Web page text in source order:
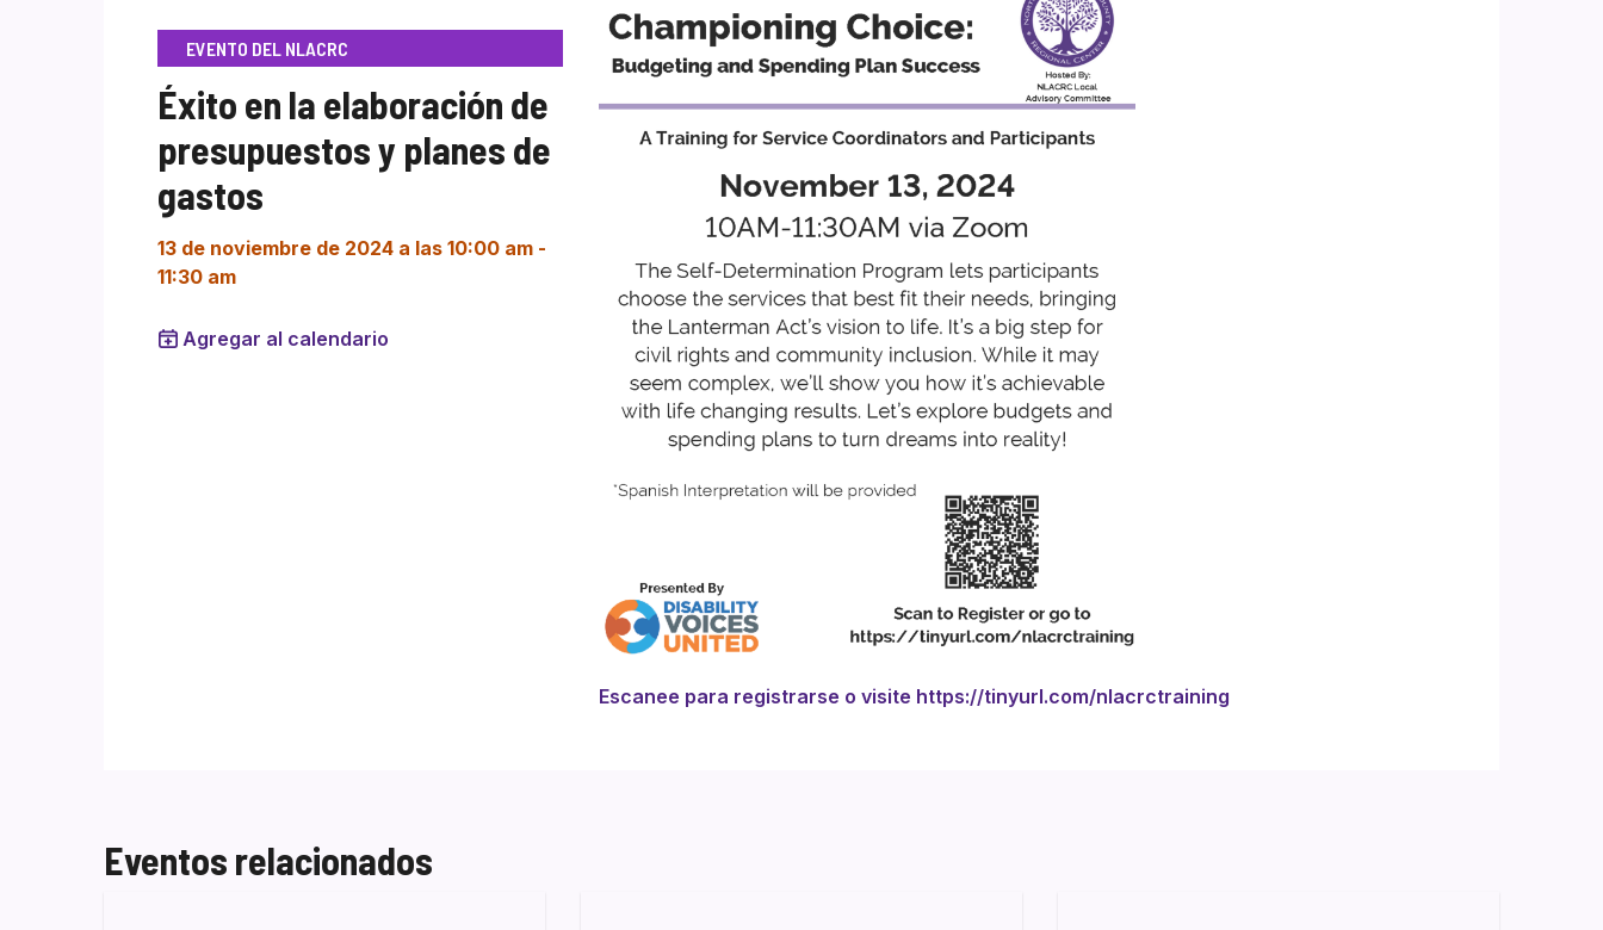
EVENTO DEL NLACRC
Éxito en la elaboración de
presupuestos y planes de
gastos
13 de noviembre de 2024 a las 10:00 am -
11:30 am
Agregar al calendario
Escanee para registrarse o visite https://tinyurl.com/nlacrctraining
Eventos relacionados